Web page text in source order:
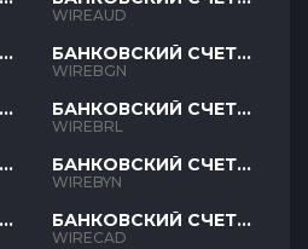
AUD
WIREAUD
БАНКОВСКИЙ СЧЕТ
BGN
WIREBGN
БАНКОВСКИЙ СЧЕТ
BRL
WIREBRL
БАНКОВСКИЙ СЧЕТ
BYN
WIREBYN
БАНКОВСКИЙ СЧЕТ
CAD
WIRECAD